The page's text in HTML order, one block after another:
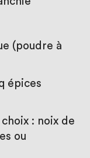
(poudre à
épices
: noix de
ou